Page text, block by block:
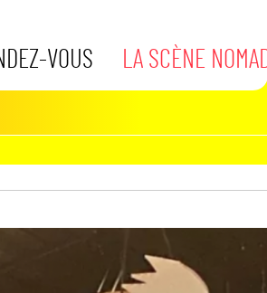
VOUS LA SCÈNE